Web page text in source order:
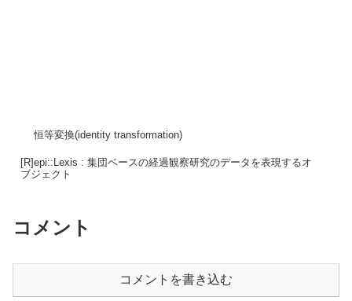
恒等変換(identity transformation)
[R]epi::Lexis : 集団ベースの経過観察研究のデータを表現するオ
ブジェクト
コメント
コメントを書き込む